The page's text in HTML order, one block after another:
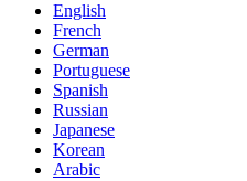
English
French
German
Portuguese
Spanish
Russian
Japanese
Korean
Arabic